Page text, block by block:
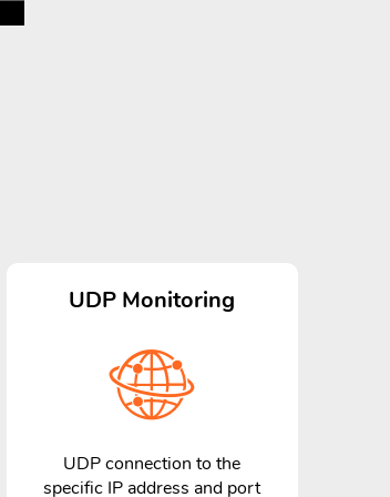
UDP Monitoring
UDP connection to the
specific IP address and port